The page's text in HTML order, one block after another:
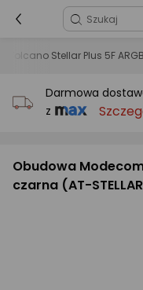
Stellar Plus 5F
Darmowa
z
Obudowa
czarna (AT-